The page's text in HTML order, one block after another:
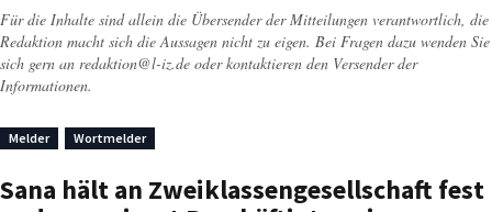
Für die Inhalte sind allein die Übersender der Mitteilungen verantwortlich, die
Redaktion macht sich die Aussagen nicht zu eigen. Bei Fragen dazu wenden Sie
sich gern an redaktion@l-iz.de oder kontaktieren den Versender der
Informationen.
Melder Wortmelder
Sana hält an Zweiklassengesellschaft fest